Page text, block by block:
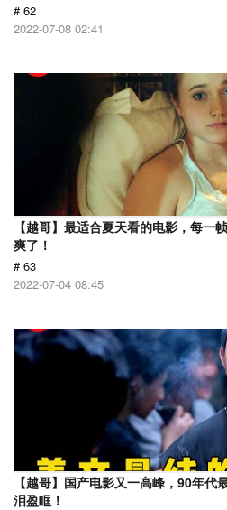
# 62
2022-07-08 02:41
【越哥】最适合夏天看的电影，每一
爽了！
# 63
2022-07-04 08:45
【越哥】国产电影又一高峰，90年代
泪盈眶！